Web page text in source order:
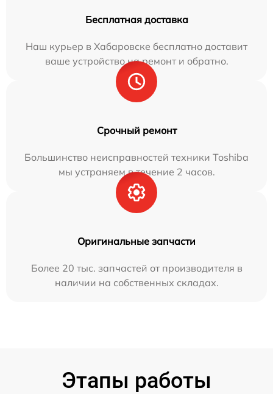
Бесплатная доставка
Наш курьер в Хабаровске бесплатно доставит
ваше устройство на ремонт и обратно.
Срочный ремонт
Большинство неисправностей техники Toshiba
мы устраняем в течение 2 часов.
Оригинальные запчасти
Более 20 тыс. запчастей от производителя в
наличии на собственных складах.
Этапы работы